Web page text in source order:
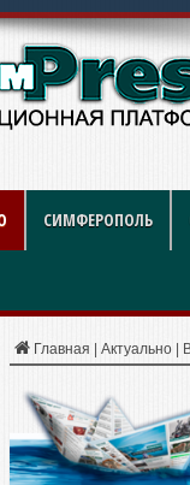
наградили
СИМФЕРОПОЛЬ
Главная Актуально